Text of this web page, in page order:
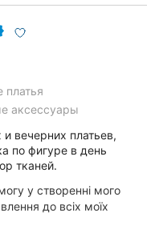
платья
аксессуары
вечерних платьев,
по фигуре в день
тканей.
у створенні мого
до всіх моїх